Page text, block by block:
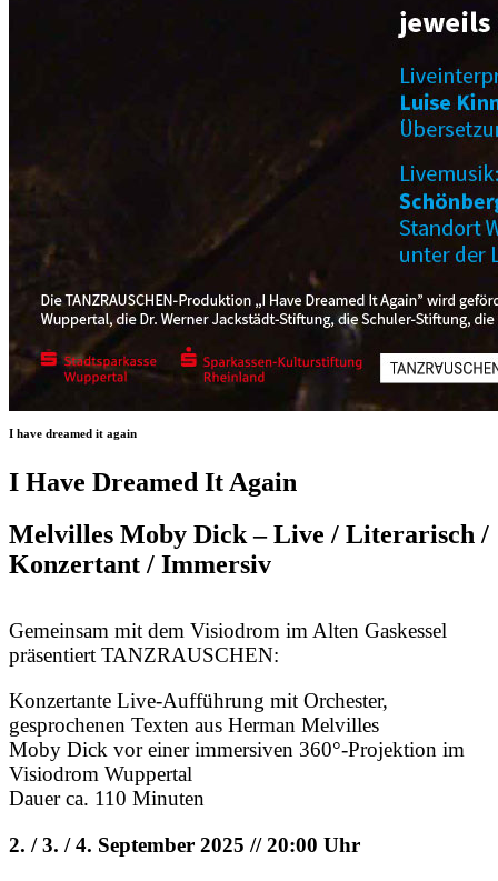
I have dreamed it again
I Have Dreamed It Again
Melvilles Moby Dick – Live / Literarisch /
Konzertant / Immersiv
Gemeinsam mit dem Visiodrom im Alten Gaskessel
präsentiert TANZRAUSCHEN:
Konzertante Live-Aufführung mit Orchester,
gesprochenen Texten aus Herman Melvilles
Moby Dick vor einer immersiven 360°-Projektion im
Visiodrom Wuppertal
Dauer ca. 110 Minuten
2. / 3. / 4. September 2025 // 20:00 Uhr